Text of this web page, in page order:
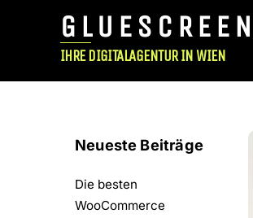
GLUESCREEN
IHRE DIGITALAGENTUR IN WIEN
Neueste Beiträge
Die besten
WooCommerce